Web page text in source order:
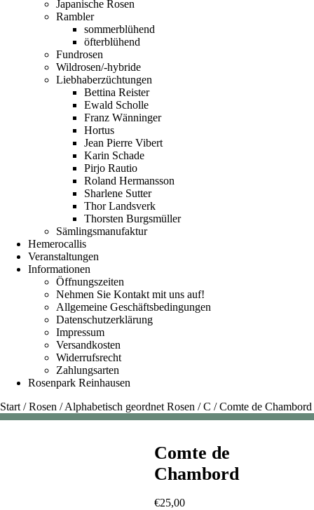
Japanische Rosen
Rambler
sommerblühend
öfterblühend
Fundrosen
Wildrosen/-hybride
Liebhaberzüchtungen
Bettina Reister
Ewald Scholle
Franz Wänninger
Hortus
Jean Pierre Vibert
Karin Schade
Pirjo Rautio
Roland Hermansson
Sharlene Sutter
Thor Landsverk
Thorsten Burgsmüller
Sämlingsmanufaktur
Hemerocallis
Veranstaltungen
Informationen
Öffnungszeiten
Nehmen Sie Kontakt mit uns auf!
Allgemeine Geschäftsbedingungen
Datenschutzerklärung
Impressum
Versandkosten
Widerrufsrecht
Zahlungsarten
Rosenpark Reinhausen
Start /Rosen /Alphabetisch geordnet Rosen /C /Comte de Chambord
Comte de
Chambord
€25,00